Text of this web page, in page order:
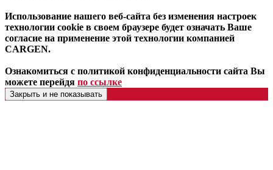
Использование нашего веб-сайта без изменения настроек
технологии cookie в своем браузере будет означать Ваше
согласие на применение этой технологии компанией
CARGEN.
Ознакомиться с политикой конфиденциальности сайта Вы
можете перейдя по ссылке
Закрыть и не показывать